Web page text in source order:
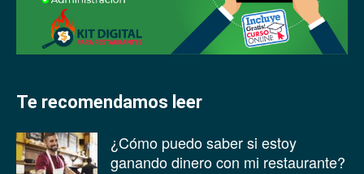
Te recomendamos leer
¿Cómo puedo saber si estoy
ganando dinero con mi restaurante?